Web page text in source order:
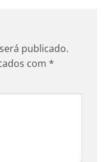
publicado.
com *